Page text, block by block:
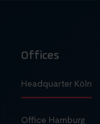
Offices
Headquarter Köln
Office Hamburg